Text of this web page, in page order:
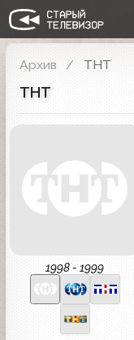
Архив ТНТ
ТНТ
1998 - 1999